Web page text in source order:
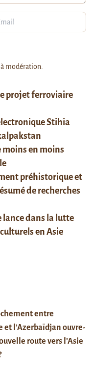
projet ferroviaire
Stihia
moins en moins
préhistorique et
de recherches
lance dans la lutte
en Asie
entre
et l’Azerbaïdjan ouvre-
route vers l’Asie
modération.